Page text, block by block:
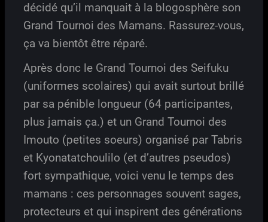
décidé qu’il manquait à la blogosphère son
Grand Tournoi des Mamans. Rassurez-vous,
ça va bientôt être réparé.
Après donc le Grand Tournoi des Seifuku
(uniformes scolaires) qui avait surtout brillé
par sa pénible longueur (64 participantes,
plus jamais ça.) et un Grand Tournoi des
Imouto (petites soeurs) organisé par Tabris
et Kyonatatchoulilo (et d’autres pseudos)
fort sympathique, voici venu le temps des
mamans : ces personnages souvent sages,
protecteurs et qui inspirent des générations